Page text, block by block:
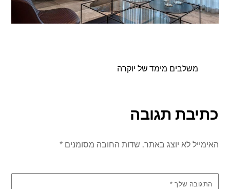
משלבים מימד של יוקרה
כתיבת תגובה
האימייל לא יוצג באתר. שדות החובה מסומנים*
התגובה שלך *